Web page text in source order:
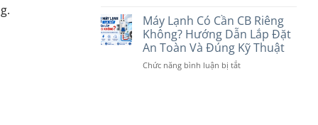
Hoạt
Động
Ổn
Định
Đồng
Việt
Nam
Khác
Nhau
Nước
Ngưng
Máy
Lạnh
Là
Máy Lạnh Có Cần CB Riêng
Không? Hướng Dẫn Lắp Đặt
An Toàn Và Đúng Kỹ Thuật
Chức năng bình luận bị tắtở